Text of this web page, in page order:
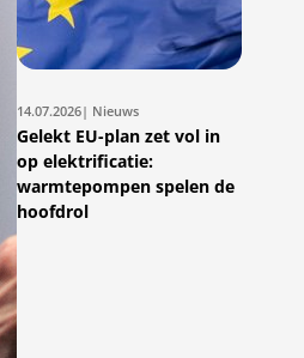
14.07.2026| Nieuws
Gelekt EU-plan zet vol in
op elektrificatie:
warmtepompen spelen de
hoofdrol